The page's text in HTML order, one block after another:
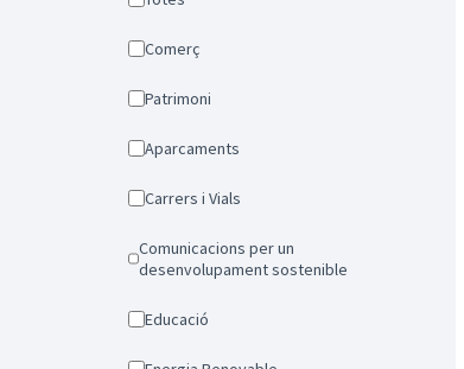
Comerç
Patrimoni
Aparcaments
Carrers i Vials
Comunicacions per un
desenvolupament sostenible
Educació